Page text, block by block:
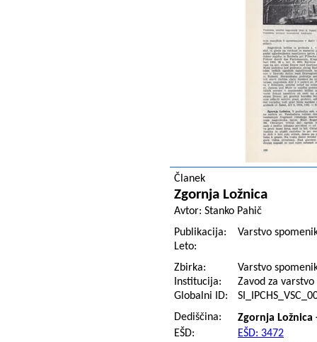
Članek
Zgornja Ložnica
Avtor: Stanko Pahič
Publikacija:
Varstvo
Leto:
Zbirka:
Varstvo
Institucija:
Zavod za
Globalni ID:
Dediščina:
Zgornja Ložnica
EŠD:
EŠD: 3472